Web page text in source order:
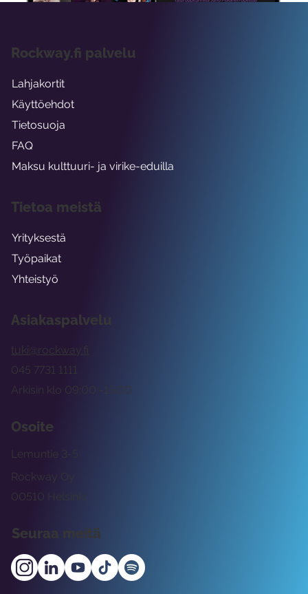
Asiakaspalvelu
tuki@rockway.fi
Arkisin klo 09:00 -15:00
045 7731 1111
Osoite
Rockway Oy
Lemuntie 3-5
00510 Helsinki
Seuraa meitä
Rockway.fi palvelu
Lahjakortit
Käyttöehdot
Tietosuoja
FAQ
Maksu kulttuuri- ja virike-eduilla
Tietoa meistä
Yrityksestä
Työpaikat
Yhteistyö